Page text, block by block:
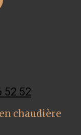
52 52
chaudière